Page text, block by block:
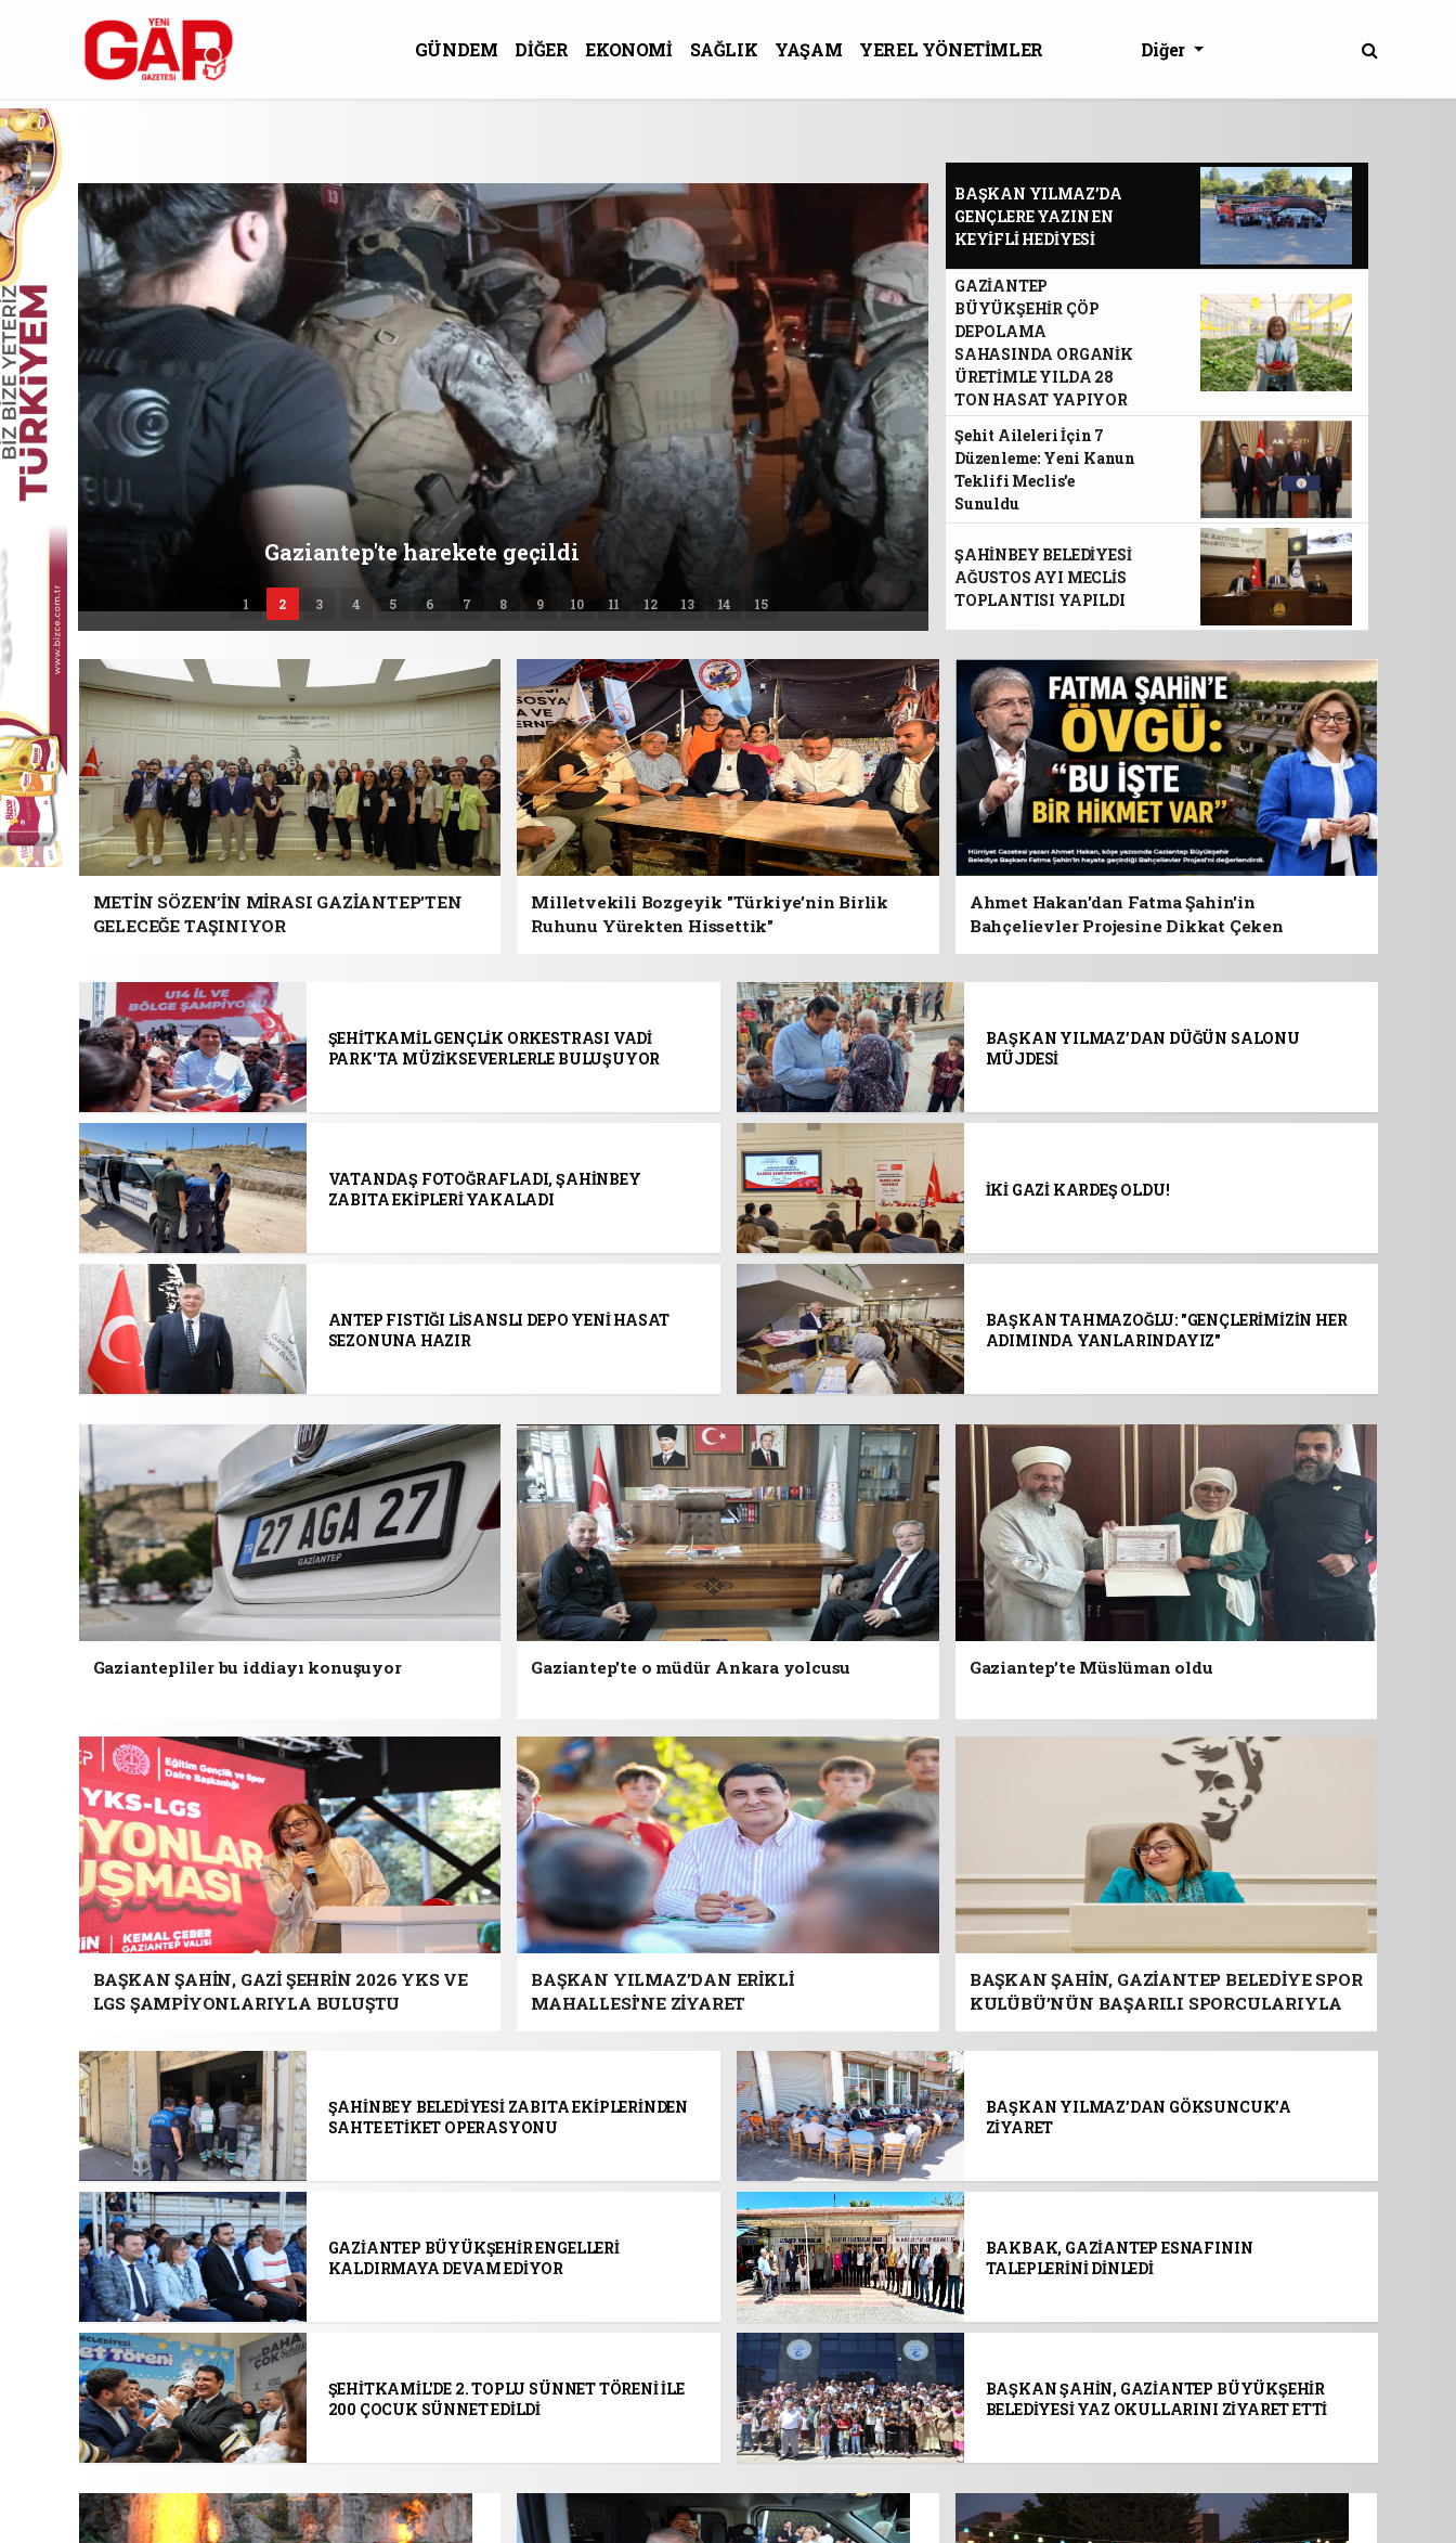
GÜNDEM DİĞER EKONOMİ SAĞLIK YAŞAM
YEREL YÖNETİMLER
Diğer
Gaziantep'te harekete geçildi
ŞEHİTKAMİL BELEDİYESİ, KORUMA ALTINDAKİ
ÇOCUKLARI SPORLA BULUŞTURUYOR
1 2 3 4 5 6 7 8 9 10 11 12 13 14 15
BAŞKAN YILMAZ’DA
GENÇLERE YAZIN EN
KEYİFLİ HEDİYESİ
GAZİANTEP
BÜYÜKŞEHİR ÇÖP
DEPOLAMA
SAHASINDA ORGANİK
ÜRETİMLE YILDA 28
TON HASAT YAPIYOR
Şehit Aileleri İçin 7
Düzenleme: Yeni Kanun
Teklifi Meclis'e
Sunuldu
ŞAHİNBEY BELEDİYESİ
AĞUSTOS AYI MECLİS
TOPLANTISI YAPILDI
METİN SÖZEN’İN MİRASI GAZİANTEP’TEN
GELECEĞE TAŞINIYOR
Milletvekili Bozgeyik "Türkiye’nin Birlik
Ruhunu Yürekten Hissettik"
Ahmet Hakan'dan Fatma Şahin'in
Bahçelievler Projesine Dikkat Çeken
Değerlendirme
ŞEHİTKAMİL GENÇLİK ORKESTRASI VADİ
PARK'TA MÜZİKSEVERLERLE BULUŞUYOR
BAŞKAN YILMAZ’DAN DÜĞÜN SALONU
MÜJDESİ
VATANDAŞ FOTOĞRAFLADI, ŞAHİNBEY
ZABITA EKİPLERİ YAKALADI
İKİ GAZİ KARDEŞ OLDU!
ANTEP FISTIĞI LİSANSLI DEPO YENİ HASAT
SEZONUNA HAZIR
BAŞKAN TAHMAZOĞLU: "GENÇLERİMİZİN HER
ADIMINDA YANLARINDAYIZ"
Gaziantepliler bu iddiayı konuşuyor Gaziantep'te o müdür Ankara yolcusu Gaziantep’te Müslüman oldu
BAŞKAN ŞAHİN, GAZİ ŞEHRİN 2026 YKS VE
LGS ŞAMPİYONLARIYLA BULUŞTU
BAŞKAN YILMAZ’DAN ERİKLİ
MAHALLESİ’NE ZİYARET
BAŞKAN ŞAHİN, GAZİANTEP BELEDİYE SPOR
KULÜBÜ’NÜN BAŞARILI SPORCULARIYLA
BİR ARAYA GELDİ
ŞAHİNBEY BELEDİYESİ ZABITA EKİPLERİNDEN
SAHTE ETİKET OPERASYONU
BAŞKAN YILMAZ’DAN GÖKSUNCUK’A
ZİYARET
GAZİANTEP BÜYÜKŞEHİR ENGELLERİ
KALDIRMAYA DEVAM EDİYOR
BAKBAK, GAZİANTEP ESNAFININ
TALEPLERİNİ DİNLEDİ
ŞEHİTKAMİL'DE 2. TOPLU SÜNNET TÖRENİ İLE
200 ÇOCUK SÜNNET EDİLDİ
BAŞKAN ŞAHİN, GAZİANTEP BÜYÜKŞEHİR
BELEDİYESİ YAZ OKULLARINI ZİYARET ETTİ